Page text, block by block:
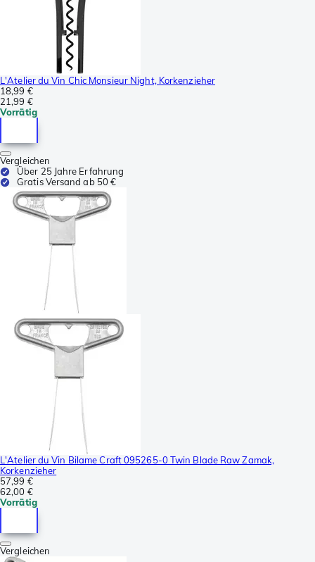
L'Atelier du Vin Chic Monsieur Night, Korkenzieher
18,99 €
21,99 €
Vorrätig
Vergleichen
Über 25 Jahre Erfahrung
Gratis Versand ab 50 €
L'Atelier du Vin Bilame Craft 095265-0 Twin Blade Raw Zamak,
Korkenzieher
57,99 €
62,00 €
Vorrätig
Vergleichen